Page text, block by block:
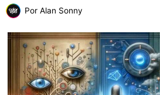
Por Alan Sonny